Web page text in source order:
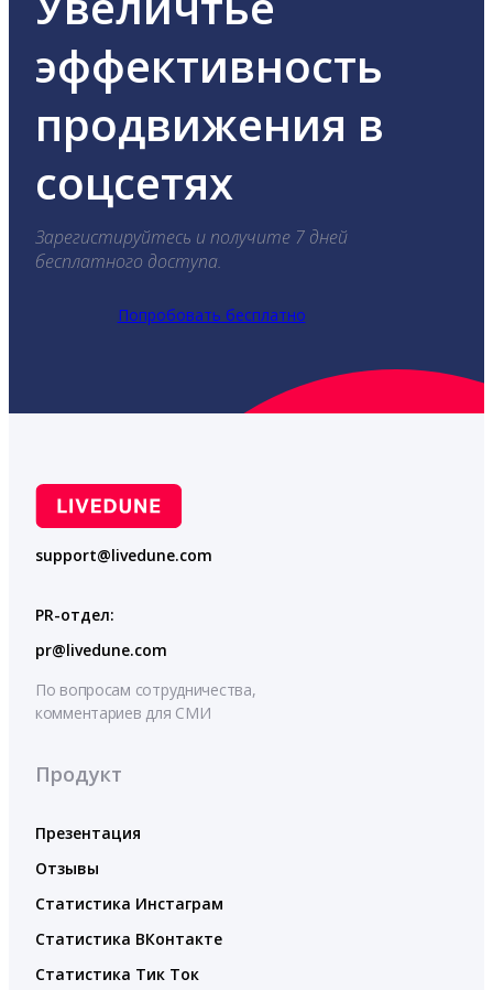
эффективность
продвижения в
соцсетях
Зарегистируйтесь и получите 7 дней
бесплатного доступа.
Попробовать бесплатно
support@livedune.com
PR-отдел:
pr@livedune.com
По вопросам сотрудничества,
комментариев для СМИ
Продукт
Презентация
Отзывы
Статистика Инстаграм
Статистика ВКонтакте
Статистика Тик Ток